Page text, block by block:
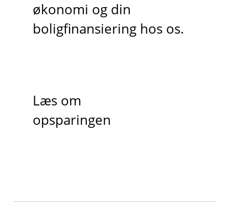
økonomi og din
boligfinansiering hos os.
Læs om
opsparingen